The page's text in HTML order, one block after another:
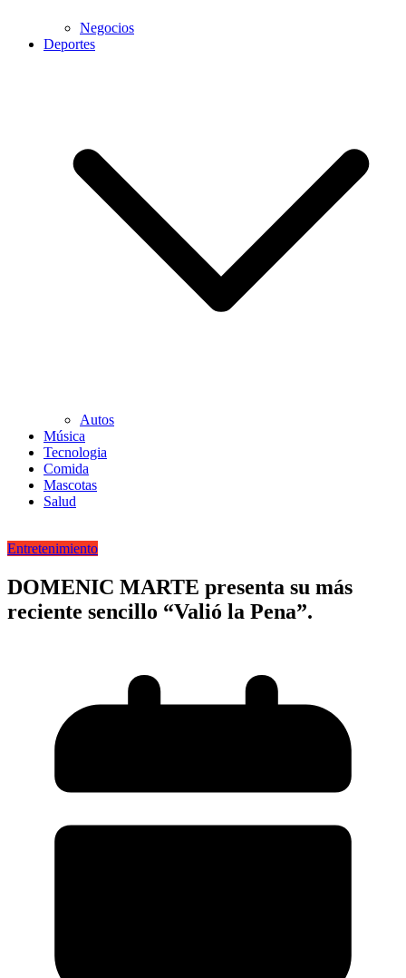
Negocios
Deportes
Autos
Música
Tecnologia
Comida
Mascotas
Salud
Entretenimiento
DOMENIC MARTE presenta su más
reciente sencillo “Valió la Pena”.